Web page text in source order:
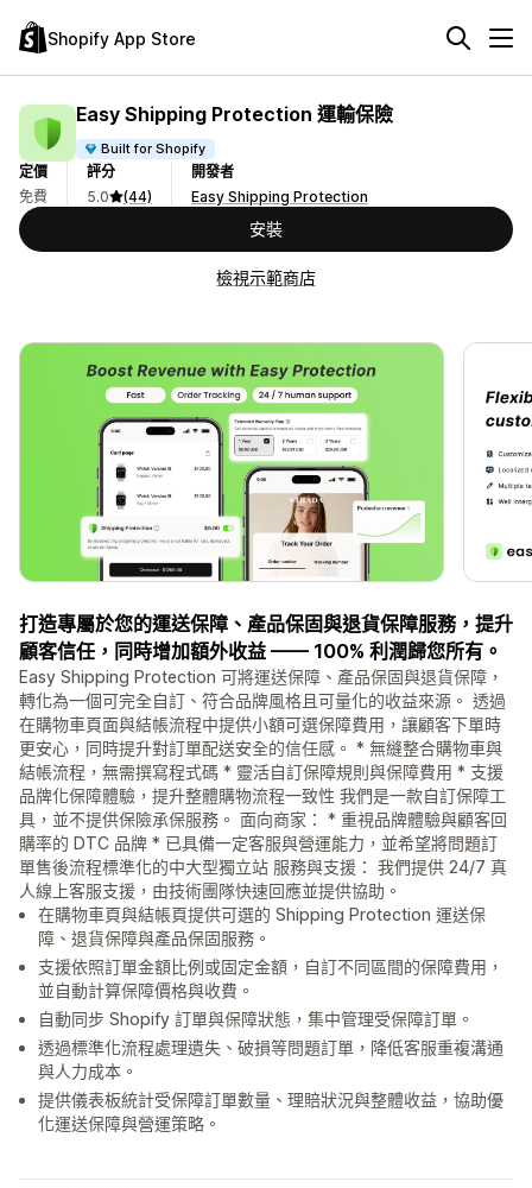
Shopify App Store
Easy Shipping Protection 運輸保險
Built for Shopify
定價
免費
評分
5.0
(44)
開發者
Easy Shipping Protection
安裝
檢視示範商店
打造專屬於您的運送保障、產品保固與退貨保障服務，提升
顧客信任，同時增加額外收益 —— 100% 利潤歸您所有。
Easy Shipping Protection 可將運送保障、產品保固與退貨保障，
轉化為一個可完全自訂、符合品牌風格且可量化的收益來源。 透過
在購物車頁面與結帳流程中提供小額可選保障費用，讓顧客下單時
更安心，同時提升對訂單配送安全的信任感。 * 無縫整合購物車與
結帳流程，無需撰寫程式碼 * 靈活自訂保障規則與保障費用 * 支援
品牌化保障體驗，提升整體購物流程一致性 我們是一款自訂保障工
具，並不提供保險承保服務。 面向商家： * 重視品牌體驗與顧客回
購率的 DTC 品牌 * 已具備一定客服與營運能力，並希望將問題訂
單售後流程標準化的中大型獨立站 服務與支援： 我們提供 24/7 真
人線上客服支援，由技術團隊快速回應並提供協助。
在購物車頁與結帳頁提供可選的 Shipping Protection 運送保
障、退貨保障與產品保固服務。
支援依照訂單金額比例或固定金額，自訂不同區間的保障費用，
並自動計算保障價格與收費。
自動同步 Shopify 訂單與保障狀態，集中管理受保障訂單。
透過標準化流程處理遺失、破損等問題訂單，降低客服重複溝通
與人力成本。
提供儀表板統計受保障訂單數量、理賠狀況與整體收益，協助優
化運送保障與營運策略。